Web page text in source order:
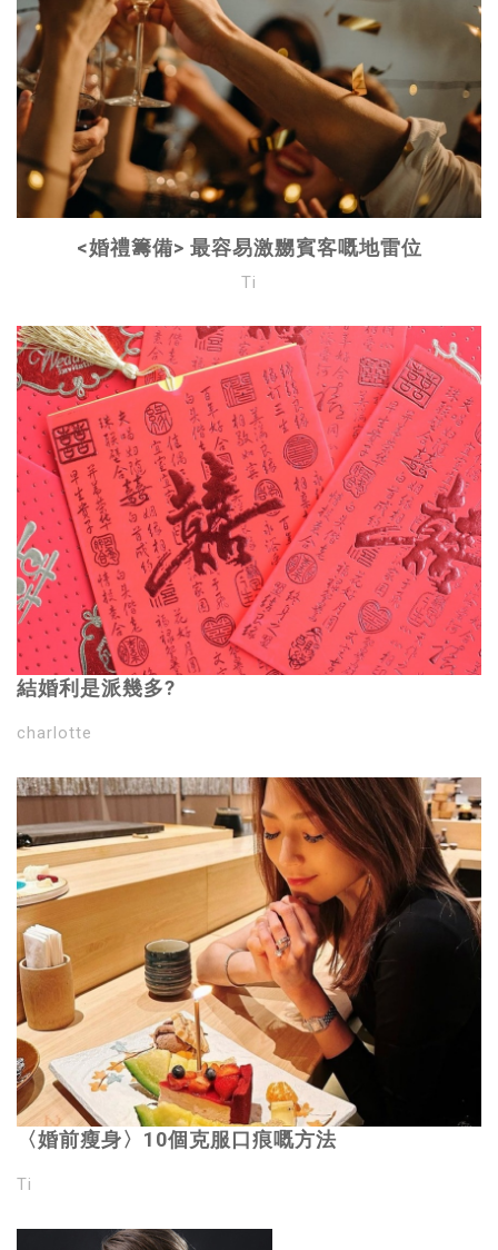
<婚禮籌備> 最容易激嬲賓客嘅地雷位
Ti
結婚利是派幾多?
charlotte
〈婚前瘦身〉10個克服口痕嘅方法
Ti